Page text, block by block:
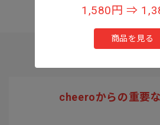
1,580円 ⇒
商品を見る
cheeroからの重要